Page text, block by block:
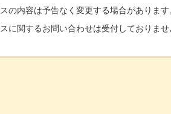
の内容は予告なく変更する場合があります
に関するお問い合わせは受付しておりませ